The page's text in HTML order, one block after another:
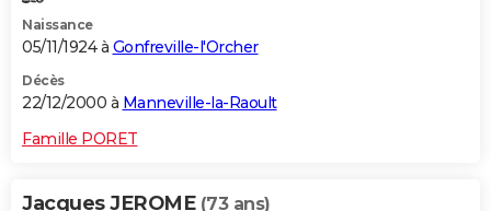
Naissance
05/11/1924 à Gonfreville-l'Orcher
Décès
22/12/2000 à Manneville-la-Raoult
Famille PORET
Jacques JEROME (73 ans)